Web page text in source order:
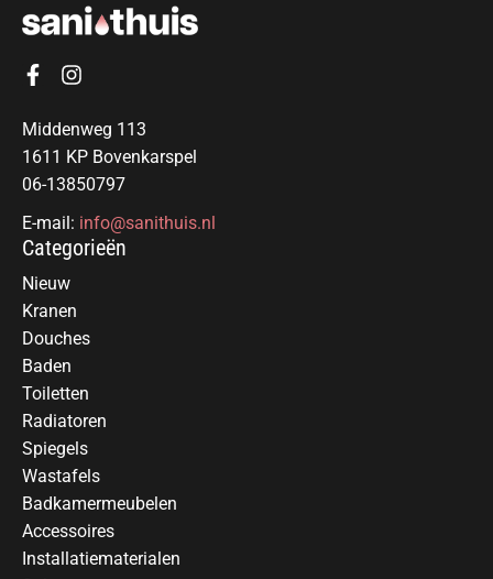
Middenweg 113
1611 KP Bovenkarspel
06-13850797
E-mail: info@sanithuis.nl
Categorieën
Nieuw
Kranen
Douches
Baden
Toiletten
Radiatoren
Spiegels
Wastafels
Badkamermeubelen
Accessoires
Installatiematerialen